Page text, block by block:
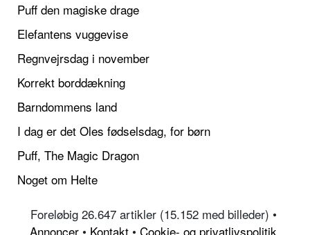
Puff den magiske drage
Elefantens vuggevise
Regnvejrsdag i november
Korrekt borddækning
Barndommens land
I dag er det Oles fødselsdag, for børn
Puff, The Magic Dragon
Noget om Helte
Foreløbig 26.647 artikler (15.152 med billeder) •
Annoncer • Kontakt • Cookie- og privatlivspolitik